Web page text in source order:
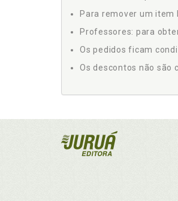
Para remover um item
Professores: para
Os pedidos ficam
Os descontos não são